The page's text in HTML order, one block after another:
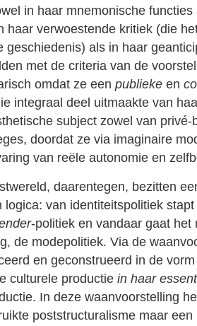
in haar mnemonische
haar verwoestende kritiek (die
geschiedenis) als in haar
met de criteria van de
omdat ze een publieke en
integraal deel uitmaakte van
subject zowel van privé-
doordat ze via imaginaire
van reële autonomie en
daarentegen, bezitten
logica: van identiteitspolitiek
-politiek en vandaar gaat
de modepolitiek. Via de
en geconstrueerd in de
culturele productie in haar
In deze waanvoorstelling
poststructuralisme maar